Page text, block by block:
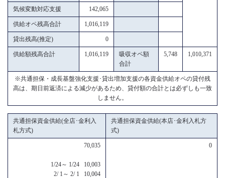
気候変動対応支援 142,065
供給オペ残高合計 1,016,119
貸出残高(推定) 0
供給額残高合計 1,016,119
吸収オペ額
合計
5,748 1,010,371
※共通担保・成長基盤強化支援･貸出増加支援の各資金供給オペの貸付残
高は、期日前返済による減少があるため、貸付額の合計とは必ずしも一致
しません。
共通担保資金供給(全店･金利入
札方式)
共通担保資金供給(本店･金利入札方
式)
70,035
1/24～ 1/24 10,003
2/ 1～ 2/ 1 10,004
0